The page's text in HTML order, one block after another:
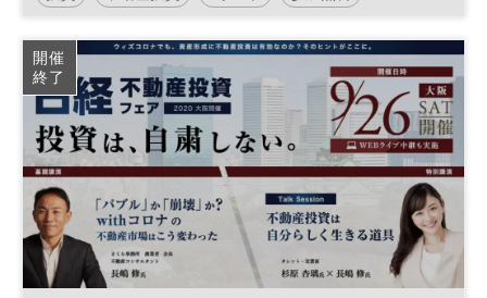
インフラファンド
平日夜開催
開催
終了